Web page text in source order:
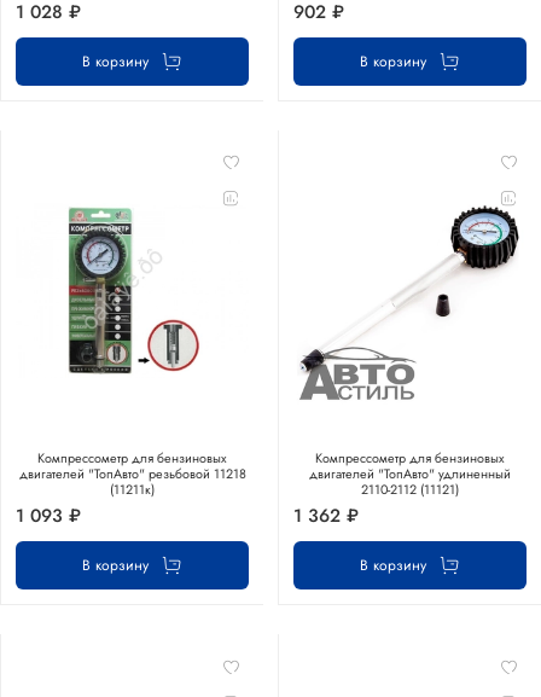
1 028 ₽
В корзину
902 ₽
В корзину
Компрессометр для бензиновых
двигателей "ТопАвто" резьбовой 11218
(11211к)
1 093 ₽
В корзину
Компрессометр для бензиновых
двигателей "ТопАвто" удлиненный
2110-2112 (11121)
1 362 ₽
В корзину